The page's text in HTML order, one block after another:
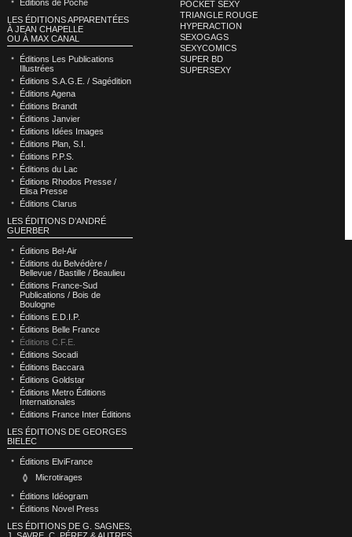
Éditions de Poche
LES ÉDITIONS APPARENTÉES
À JEAN CHAPELLE
OU À MAX CANAL
Éditions Les Publications
Illustrées
Éditions S.A.G.E. / Sagédition
Éditions Agena
Éditions Brandt
Éditions Janvier
Éditions Idées Images
Éditions Plan, S.I.
Éditions P.P.S.
Éditions du Lac
Éditions Rhodos Presse /
Elisa Presse
Éditions Clarus
LES ÉDITIONS D’ANDRÉ
GUERBER
Éditions Bel-Air
Éditions du Belvédère /
Bellevue / Bastille / Beaulieu
Éditions France-Sud
Publications / Bois de
Boulogne
Éditions E.D.I.P.
Éditions Belle France
Éditions C.F.E.
Éditions Socadi
Éditions Baccara
Éditions Goldstar
Éditions Metro Éditions
Internationales
Éditions France Inter Éditions
LES ÉDITIONS DE GEORGES
BIELEC
Éditions ElviFrance
Microtirages
Éditions Idéogram
Éditions Novel Press
LES ÉDITIONS DE G. SAGNES,
POCKET SEXY
TRIANGLE ROUGE
HYPERACTION
SEXOGAGS
SEXYCOMICS
SUPER BD
SUPERSEXY